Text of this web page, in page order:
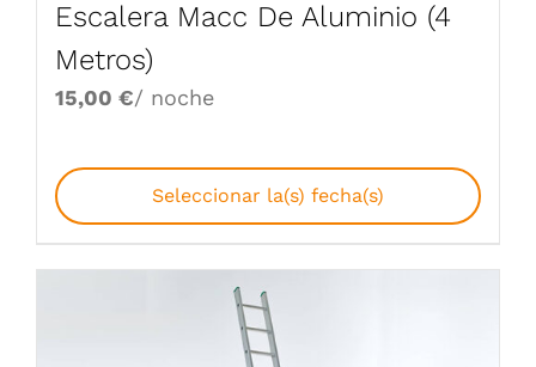
Escalera Macc De Aluminio (4
Metros)
15,00 €/ noche
Seleccionar la(s) fecha(s)